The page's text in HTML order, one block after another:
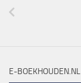
E-BOEKHOUDEN.NL